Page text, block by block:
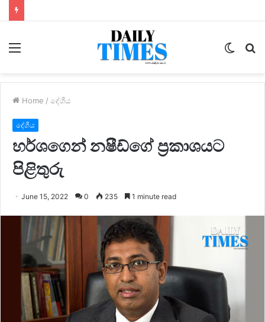
Menu
Switch
Home / දේශීය
දේශීය
හර්ශගෙන් නෂීඩ්ගේ ප්‍රකාශයට
පිළිතුරු
June 15, 2022 0 235 1 minute read